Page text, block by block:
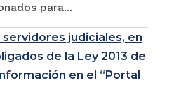
para...
judiciales, en
de la Ley 2013 de
en el “Portal